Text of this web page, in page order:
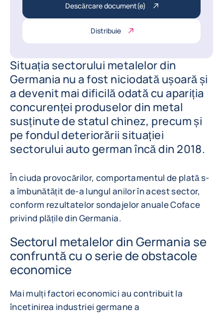
Descărcare document(e)
Distribuie
Situația sectorului metalelor din
Germania nu a fost niciodată ușoară și
a devenit mai dificilă odată cu apariția
concurenței produselor din metal
susținute de statul chinez, precum și
pe fondul deteriorării situației
sectorului auto german încă din 2018.
În ciuda provocărilor, comportamentul de plată s-
a îmbunătățit de-a lungul anilor în acest sector,
conform rezultatelor sondajelor anuale Coface
privind plățile din Germania.
Sectorul metalelor din Germania se
confruntă cu o serie de obstacole
economice
Mai mulți factori economici au contribuit la
încetinirea industriei germane a